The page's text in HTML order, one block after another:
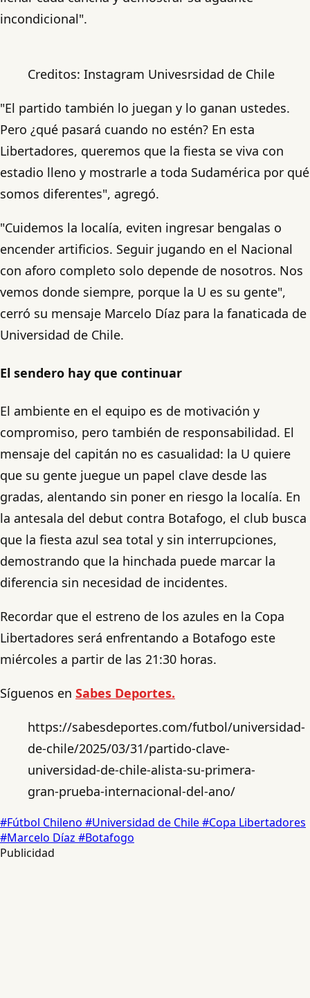
incondicional".
Creditos: Instagram Univesrsidad de Chile
"El partido también lo juegan y lo ganan ustedes.
Pero ¿qué pasará cuando no estén? En esta
Libertadores, queremos que la fiesta se viva con
estadio lleno y mostrarle a toda Sudamérica por qué
somos diferentes", agregó.
"Cuidemos la localía, eviten ingresar bengalas o
encender artificios. Seguir jugando en el Nacional
con aforo completo solo depende de nosotros. Nos
vemos donde siempre, porque la U es su gente",
cerró su mensaje Marcelo Díaz para la fanaticada de
Universidad de Chile.
El sendero hay que continuar
El ambiente en el equipo es de motivación y
compromiso, pero también de responsabilidad. El
mensaje del capitán no es casualidad: la U quiere
que su gente juegue un papel clave desde las
gradas, alentando sin poner en riesgo la localía. En
la antesala del debut contra Botafogo, el club busca
que la fiesta azul sea total y sin interrupciones,
demostrando que la hinchada puede marcar la
diferencia sin necesidad de incidentes.
Recordar que el estreno de los azules en la Copa
Libertadores será enfrentando a Botafogo este
miércoles a partir de las 21:30 horas.
Síguenos en Sabes Deportes.
https://sabesdeportes.com/futbol/universidad-
de-chile/2025/03/31/partido-clave-
universidad-de-chile-alista-su-primera-
gran-prueba-internacional-del-ano/
#Fútbol Chileno #Universidad de Chile#Copa Libertadores
#Marcelo Díaz #Botafogo
Publicidad